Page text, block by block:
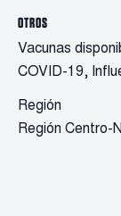
OTROS
Vacunas
COVID-19,
Región
Región Centro-